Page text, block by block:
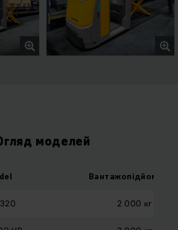
моделей
2 000 кг